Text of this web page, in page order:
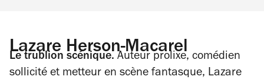
Lazare Herson-Macarel
Le trublion scénique. Auteur prolixe, comédien
sollicité et metteur en scène fantasque, Lazare